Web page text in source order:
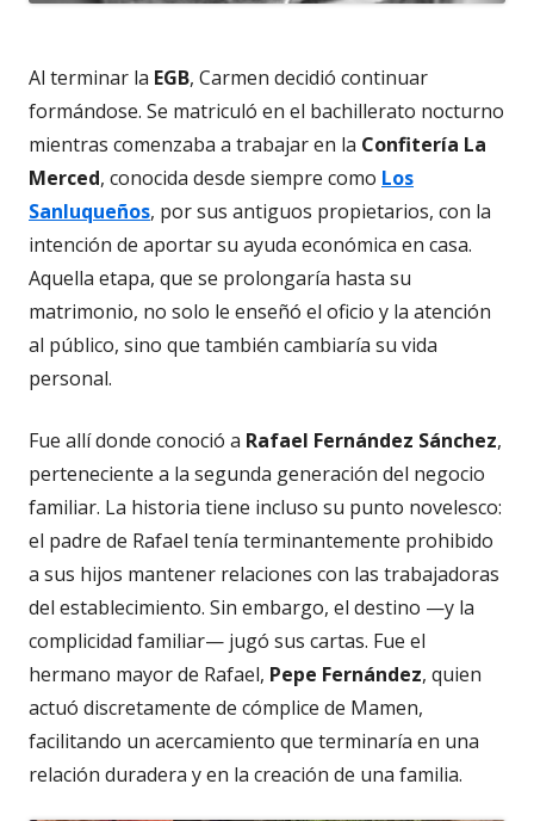
Al terminar la EGB, Carmen decidió continuar
formándose. Se matriculó en el bachillerato nocturno
mientras comenzaba a trabajar en la Confitería La
Merced, conocida desde siempre como Los
Sanluqueños, por sus antiguos propietarios, con la
intención de aportar su ayuda económica en casa.
Aquella etapa, que se prolongaría hasta su
matrimonio, no solo le enseñó el oficio y la atención
al público, sino que también cambiaría su vida
personal.
Fue allí donde conoció a Rafael Fernández Sánchez,
perteneciente a la segunda generación del negocio
familiar. La historia tiene incluso su punto novelesco:
el padre de Rafael tenía terminantemente prohibido
a sus hijos mantener relaciones con las trabajadoras
del establecimiento. Sin embargo, el destino —y la
complicidad familiar— jugó sus cartas. Fue el
hermano mayor de Rafael, Pepe Fernández, quien
actuó discretamente de cómplice de Mamen,
facilitando un acercamiento que terminaría en una
relación duradera y en la creación de una familia.